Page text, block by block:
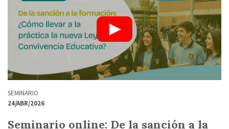
SEMINARIO
24/ABR/2026
Seminario online: De la sanción a la